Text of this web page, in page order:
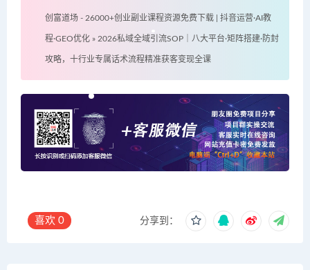
创富道场 - 26000+创业副业课程资源免费下载 | 抖音运营·AI教
程·GEO优化 » 2026私域全域引流SOP｜八大平台·矩阵搭建·防封
攻略，十行业专属话术流程精准获客变现全课
喜欢 0 分享到：